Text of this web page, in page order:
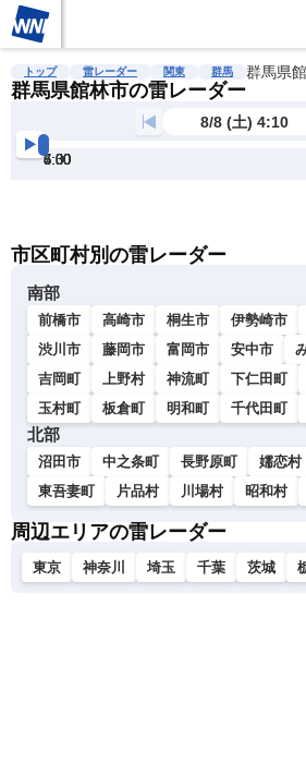
雨雲レーダー 台風情報 地震情報 警報
トップ 雷レーダー 関東 群馬 群馬県
群馬県館林市の雷レーダー
8/8 (土) 4:10
4:30
5:00
5:30
6:00
6:30
7:00
市区町村別の雷レーダー
南部
前橋市 高崎市 桐生市 伊勢崎市
渋川市
藤岡市 富岡市 安中市
吉岡町
上野村 神流町 下仁田町
玉村町
板倉町 明和町 千代田町
北部
沼田市 中之条町 長野原町 嬬恋村
東吾妻町
片品村 川場村 昭和村
周辺エリアの雷レーダー
東京 神奈川 埼玉 千葉 茨城